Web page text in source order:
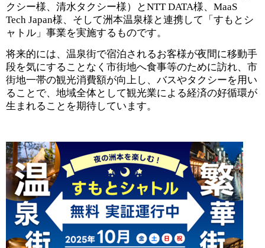
クシー様、清水タクシー様）とNTT DATA様、MaaS
Tech Japan様、そして洲本温泉様と連携して「すもとシ
ャトル」事業を実施するものです。
将来的には、温泉街で宿泊されるお客様が夜間に移動手
段を気にすることなく市街地へ食事等のために訪れ、市
街地一帯の観光消費額が向上し、バスやタクシーを用い
ることで、地域全体として観光業による経済の好循環が
生まれることを期待しています。